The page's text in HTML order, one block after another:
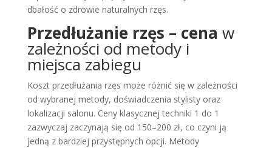
dbałość o zdrowie naturalnych rzęs.
Przedłużanie rzęs – cena w
zależności od metody i
miejsca zabiegu
Koszt przedłużania rzęs może różnić się w zależności
od wybranej metody, doświadczenia stylisty oraz
lokalizacji salonu. Ceny klasycznej techniki 1 do 1
zazwyczaj zaczynają się od 150–200 zł, co czyni ją
jedną z bardziej przystępnych opcji. Metody